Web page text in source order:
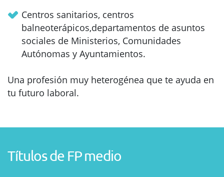
Centros sanitarios, centros
balneoterápicos,departamentos de asuntos
sociales de Ministerios, Comunidades
Autónomas y Ayuntamientos.
Una profesión muy heterogénea que te ayuda en
tu futuro laboral.
Títulos de FP medio